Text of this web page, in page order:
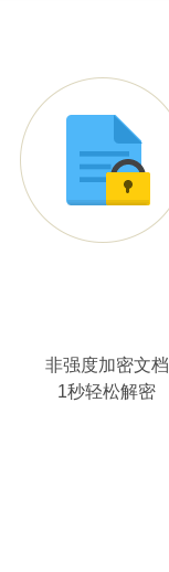
非强度加密文档
1秒轻松解密